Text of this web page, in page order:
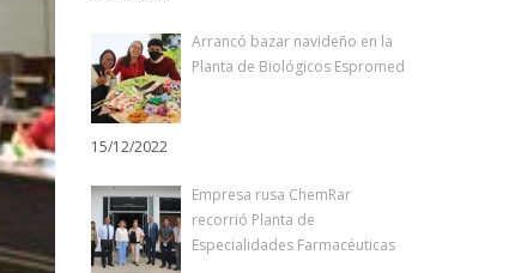
Arrancó bazar navideño en la
Planta de Biológicos Espromed
15/12/2022
Empresa rusa ChemRar
recorrió Planta de
Especialidades Farmacéuticas